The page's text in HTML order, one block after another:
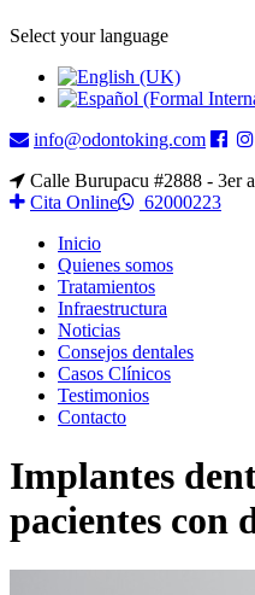
Select your language
info@odontoking.com
Calle Burupacu #2888 - 3er
Cita Online
62000223
Inicio
Quienes somos
Tratamientos
Infraestructura
Noticias
Consejos dentales
Casos Clínicos
Testimonios
Contacto
Implantes
pacientes con